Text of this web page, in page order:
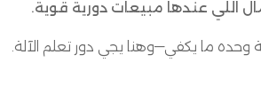
وحده ما يكفي—وهنا يجي دور تعلم الآلة.